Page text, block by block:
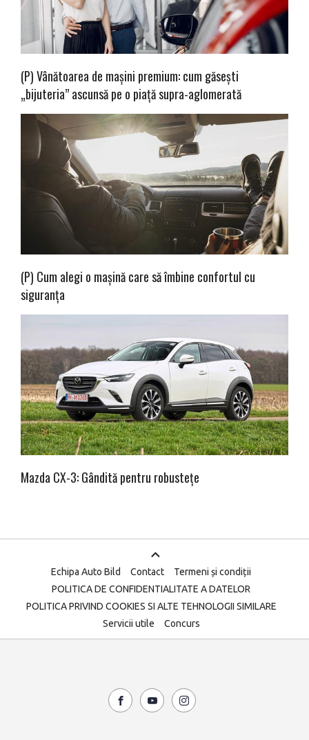
(P) Vânătoarea de mașini premium: cum găsești
„bijuteria” ascunsă pe o piață supra-aglomerată
(P) Cum alegi o mașină care să îmbine confortul cu
siguranța
Mazda CX-3: Gândită pentru robustețe
Echipa Auto Bild Contact
Termeni și condiții
POLITICA DE CONFIDENTIALITATE A DATELOR
POLITICA PRIVIND COOKIES SI ALTE TEHNOLOGII SIMILARE
Servicii utile
Concurs